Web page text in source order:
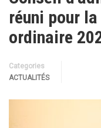
réuni pour
ordinaire
Categories
ACTUALITÉS